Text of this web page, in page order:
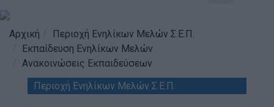
Προσκοπισμός
Ιστορία
Χορηγοί & Υποστηρικτές
Αρχική
Περιοχή Ενηλίκων Μελών Σ.Ε.Π.
Εκπαίδευση Ενηλίκων Μελών
Ανακοινώσεις Εκπαιδεύσεων
Περιοχή Ενηλίκων Μελών Σ.Ε.Π.